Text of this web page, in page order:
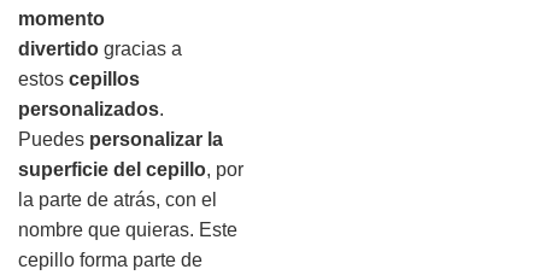
momento
divertido gracias a
estos cepillos
personalizados.
Puedes personalizar la
superficie del cepillo, por
la parte de atrás, con el
nombre que quieras. Este
cepillo forma parte de